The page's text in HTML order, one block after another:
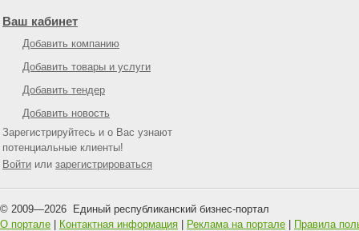
Ваш кабинет
Добавить компанию
Добавить товары и услуги
Добавить тендер
Добавить новость
Зарегистрируйтесь и о Вас узнают
потенциальные клиенты!
Войти или зарегистрироваться
© 2009—2026 Единый республиканский бизнес-портал
О портале
Контактная информация Реклама на портале
Правила